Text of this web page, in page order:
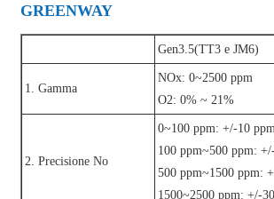
GREENWAY
Gen3.5(TT3 e JM6)
1. Gamma
NOx: 0~2500 ppm
O2: 0% ~ 21%
2. Precisione No
0~100 ppm: +/-10 ppm
100 ppm~500 ppm:
500 ppm~1500 ppm:
1500~2500 ppm: +/-